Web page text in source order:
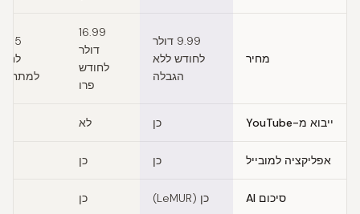
מחיר
9.99 דולר
לחודש ללא
הגבלה
16.99
דולר
לחודש
פרו
ייבוא מ-YouTube כן לא
אפליקציה למובייל כן כן
סיכום AI כן (LeMUR) כן